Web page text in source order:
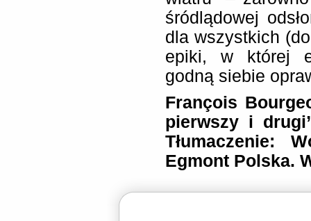
śródlądowej
dla wszystkich
epiki, w której
godną siebie
François
pierwszy i
Tłumaczenie:
Egmont Polska.